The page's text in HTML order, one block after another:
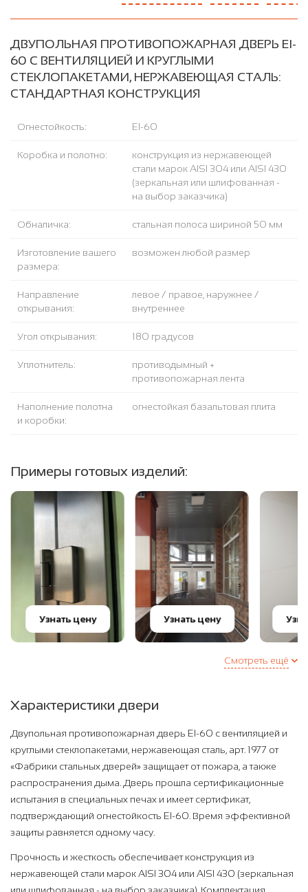
ДВУПОЛЬНАЯ ПРОТИВОПОЖАРНАЯ ДВЕРЬ EI-
60 С ВЕНТИЛЯЦИЕЙ И КРУГЛЫМИ
СТЕКЛОПАКЕТАМИ, НЕРЖАВЕЮЩАЯ СТАЛЬ:
СТАНДАРТНАЯ КОНСТРУКЦИЯ
Огнестойкость: EI-60
Коробка и полотно:
конструкция из нержавеющей
стали марок AISI 304 или AISI 430
(зеркальная или шлифованная -
на выбор заказчика)
Обналичка: стальная полоса шириной 50 мм
Изготовление вашего
размера:
возможен любой размер
Направление
открывания:
левое / правое, наружнее /
внутреннее
Угол открывания: 180 градусов
Уплотнитель:
противодымный +
противопожарная лента
Наполнение полотна
и коробки:
огнестойкая базальтовая плита
Примеры готовых изделий:
Узнать цену Узнать цену
Смотреть ещё
Характеристики двери
Двупольная противопожарная дверь EI-60 с вентиляцией и
круглыми стеклопакетами, нержавеющая сталь, арт. 1977 от
«Фабрики стальных дверей» защищает от пожара, а также
распространения дыма. Дверь прошла сертификационные
испытания в специальных печах и имеет сертификат,
подтверждающий огнестойкость EI-60. Время эффективной
защиты равняется одному часу.
Прочность и жесткость обеспечивает конструкция из
нержавеющей стали марок AISI 304 или AISI 430 (зеркальная